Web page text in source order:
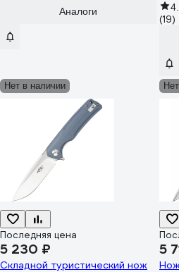
Аналоги
(19)
Нет в наличии
Последняя цена
5 230 ₽
Складной туристический нож
5